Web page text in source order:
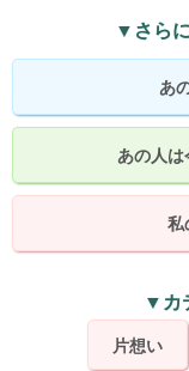
▼さら
あ
あの人
私
▼カ
片想い